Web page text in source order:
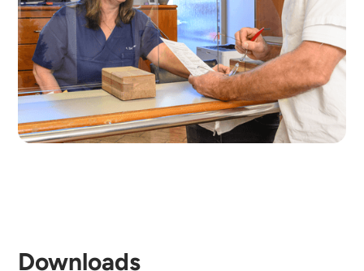
Downloads